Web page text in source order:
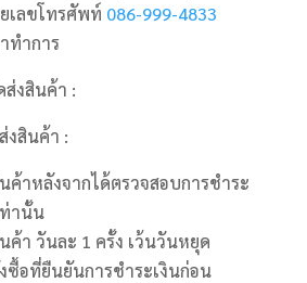
เลขโทรศัพท์ 086-999-4833
ทำการ
ส่งสินค้า :
งสินค้า :
าหลังจากได้ตรวจสอบการชำระ
ท่านั้น
า วันละ 1 ครั้ง เว้นวันหยุด
ซื้อที่ยืนยันการชำระเงินก่อน